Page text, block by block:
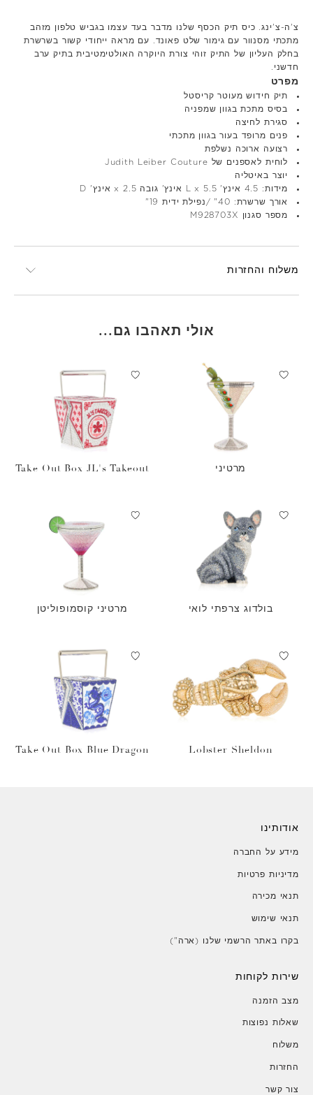
צ'ה-צ'ינג. כיס תיק הכסף שלנו מדבר בעד עצמו בגביש טלפון מזהב
מתכתי מסנוור עם גימור שלט פאונד. עם מראה ייחודי קשור בשרשרת
בחלק העליון של התיק זוהי צורת היוקרה האולטימטיבית בתיק ערב
חדשני.
מפרט
תיק חידוש מעוטר קריסטל
בסיס מתכת בגוון שמפניה
סגירת לחיצה
פנים מרופד בעור בגוון מתכתי
רצועה ארוכה נשלפת
לוחית לאספנים של Judith Leiber Couture
יוצר באיטליה
מידות: 4.5 אינץ' L x 5.5 אינץ' גובה x 2.5 אינץ' D
אורך שרשרת: 40" /נפילת ידית 19"
מספר סגנון M928703X
משלוח והחזרות
אולי תאהבו גם...
מרטיני Take Out Box JL's Takeout
בולדוג צרפתי לואי מרטיני קוסמופוליטן
Lobster Sheldon
Take Out Box Blue Dragon
אודותינו
מידע על החברה
מדיניות פרטיות
תנאי מכירה
תנאי שימוש
בקרו באתר הרשמי שלנו (ארה")
שירות לקוחות
מצב הזמנה
שאלות נפוצות
משלוח
החזרות
צור קשר